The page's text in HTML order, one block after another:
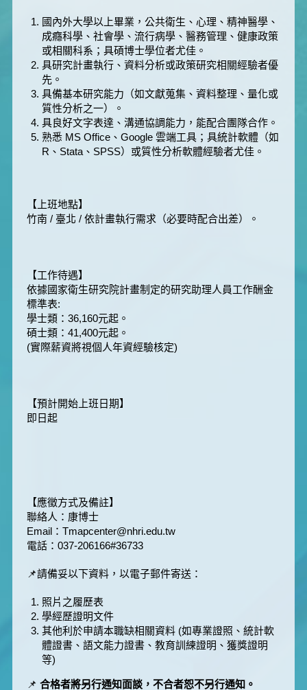
國內外大學以上畢業，公共衛生、心理、精神醫學、
成癮科學、社會學、流行病學、醫務管理、健康政策
或相關科系；具碩博士學位者尤佳。
具研究計畫執行、資料分析或政策研究相關經驗者優
先。
具備基本研究能力（如文獻蒐集、資料整理、量化或
質性分析之一）。
具良好文字表達、溝通協調能力，能配合團隊合作。
熟悉 MS Office、Google 雲端工具；具統計軟體（如
R、Stata、SPSS）或質性分析軟體經驗者尤佳。
【上班地點】
竹南 / 臺北 / 依計畫執行需求（必要時配合出差）。
【工作待遇】
依據國家衛生研究院計畫制定的研究助理人員工作酬金
標準表:
學士類：36,160元起。
碩士類：41,400元起。
(實際薪資將視個人年資經驗核定)
【預計開始上班日期】
即日起
【應徵方式及備註】
聯絡人：康博士
Email：Tmapcenter@nhri.edu.tw
電話：037-206166#36733
📌請備妥以下資料，以電子郵件寄送：
照片之履歷表
學經歷證明文件
其他利於申請本職缺相關資料 (如專業證照、統計軟
體證書、語文能力證書、教育訓練證明、獲獎證明
等)
📌 合格者將另行通知面談，不合者恕不另行通知。